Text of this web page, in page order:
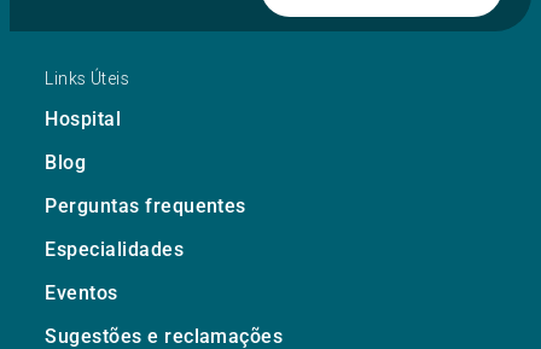
Links Úteis
Hospital
Blog
Perguntas frequentes
Especialidades
Eventos
Sugestões e reclamações